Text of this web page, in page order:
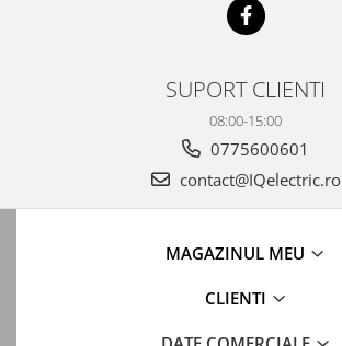
Module si telecomenzi
SUPORT CLIENTI
08:00-15:00
0775600601
contact@IQelectric.ro
MAGAZINUL MEU
CLIENTI